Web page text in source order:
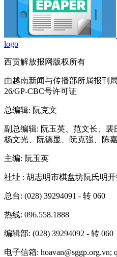
logo
西贡解放报网版权所有
由越南新闻与传播部所属报刊
26/GP-CBC号许可证
总编辑: 阮克文
副总编辑: 阮玉英、范文长、裴
杨文光、阮德显、阮克强、陈
主编: 阮玉英
社址 : 胡志明市棋盘坊阮氏明开
总台: (028) 39294091 - 转 060
热线: 096.558.1888
编辑部: (028) 39294092 - 转 060
电子信箱: hoavan@sggp.org.vn;